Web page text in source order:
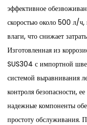
эффективное
скоростью около 500 л/
влаги, что снижает
Изготовленная из
SUS304 с импортной
системой выравнивания
контроля безопасности,
надежные компоненты
простоту обслуживания.